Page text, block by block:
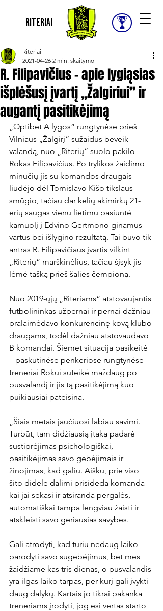
Riteriai
R. Filipavičius – apie lygiąsias
išplėšusį įvartį „Žalgiriui” ir
augantį pasitikėjimą
Riteriai
2021-04-26 2 min. skaitymo
„Optibet A lygos“ rungtynėse prieš
Vilniaus „Žalgirį“ sužaidus beveik
valandą, nuo „Riterių“ suolo pakilo
Rokas Filipavičius. Po trylikos žaidimo
minučių jis su komandos draugais
liūdėjo dėl Tomislavo Kišo tikslaus
smūgio, tačiau dar kelių akimirkų 21-
erių saugas vienu lietimu pasiuntė
kamuolį į Edvino Gertmono ginamus
vartus bei išlygino rezultatą. Tai buvo tik
antras R. Filipavičiaus įvartis vilkint
„Riterių“ marškinėlius, tačiau šįsyk jis
lėmė tašką prieš šalies čempioną.
Nuo 2019-ųjų „Riteriams“ atstovaujantis
futbolininkas užpernai ir pernai dažniau
pralaimėdavo konkurencinę kovą klubo
draugams, todėl dažniau atstovaudavo
B komandai. Šiemet situacija pasikeitė
– paskutinėse penkeriose rungtynėse
treneriai Rokui suteikė maždaug po
pusvalandį ir jis tą pasitikėjimą kuo
puikiausiai pateisina.
„Šiais metais jaučiuosi labiau savimi.
Turbūt, tam didžiausią įtaką padarė
sustiprėjimas psichologiškai,
pasitikėjimas savo gebėjimais ir
žinojimas, kad galiu. Aišku, prie viso
šito didele dalimi prisideda komanda –
kai jai sekasi ir atsiranda pergalės,
automatiškai tampa lengviau žaisti ir
atskleisti savo geriausias savybes.
Gali atrodyti, kad turiu nedaug laiko
parodyti savo sugebėjimus, bet mes
žaidžiame kas tris dienas, o pusvalandis
yra ilgas laiko tarpas, per kurį gali įvykti
daug dalykų. Kartais jo tikrai pakanka
treneriams įrodyti, jog esi vertas starto